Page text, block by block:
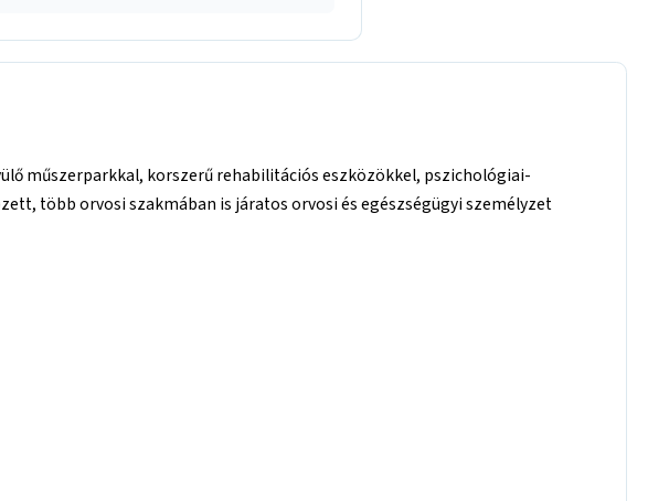
műszerparkkal, korszerű rehabilitációs eszközökkel, pszichológiai-
több orvosi szakmában is járatos orvosi és egészségügyi személyzet